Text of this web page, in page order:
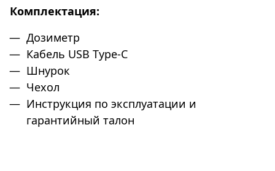
Комплектация:
Дозиметр
Кабель USB Type-C
Шнурок
Чехол
Инструкция по эксплуатации и
гарантийный талон